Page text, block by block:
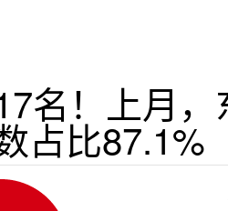
名！上月
占比87.1%